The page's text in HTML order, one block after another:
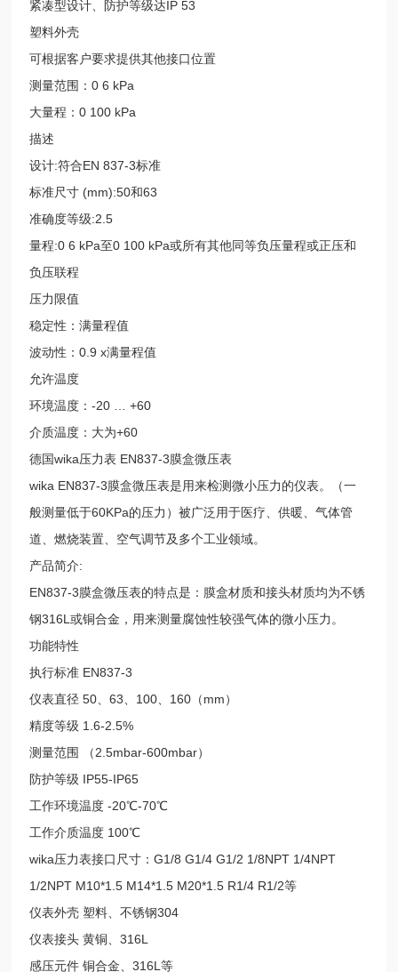
紧凑型设计、防护等级达IP 53
塑料外壳
可根据客户要求提供其他接口位置
测量范围：0 6 kPa
大量程：0 100 kPa
描述
设计:符合EN 837-3标准
标准尺寸 (mm):50和63
准确度等级:2.5
量程:0 6 kPa至0 100 kPa或所有其他同等负压量程或正压和
负压联程
压力限值
稳定性：满量程值
波动性：0.9 x满量程值
允许温度
环境温度：-20 … +60
介质温度：大为+60
德国wika压力表 EN837-3膜盒微压表
wika EN837-3膜盒微压表是用来检测微小压力的仪表。（一
般测量低于60KPa的压力）被广泛用于医疗、供暖、气体管
道、燃烧装置、空气调节及多个工业领域。
产品简介:
EN837-3膜盒微压表的特点是：膜盒材质和接头材质均为不锈
钢316L或铜合金，用来测量腐蚀性较强气体的微小压力。
功能特性
执行标准 EN837-3
仪表直径 50、63、100、160（mm）
精度等级 1.6-2.5%
测量范围 （2.5mbar-600mbar）
防护等级 IP55-IP65
工作环境温度 -20℃-70℃
工作介质温度 100℃
wika压力表接口尺寸：G1/8 G1/4 G1/2 1/8NPT 1/4NPT
1/2NPT M10*1.5 M14*1.5 M20*1.5 R1/4 R1/2等
仪表外壳 塑料、不锈钢304
仪表接头 黄铜、316L
感压元件 铜合金、316L等